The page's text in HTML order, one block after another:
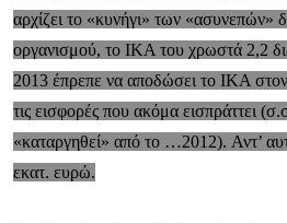
αρχίζει το «κυνήγι» των «ασυνεπών»
οργανισμού, το ΙΚΑ του χρωστά 2,2
2013 έπρεπε να αποδώσει το ΙΚΑ
τις εισφορές που ακόμα εισπράττει
«καταργηθεί» από το …2012). Αντ’
εκατ. ευρώ.